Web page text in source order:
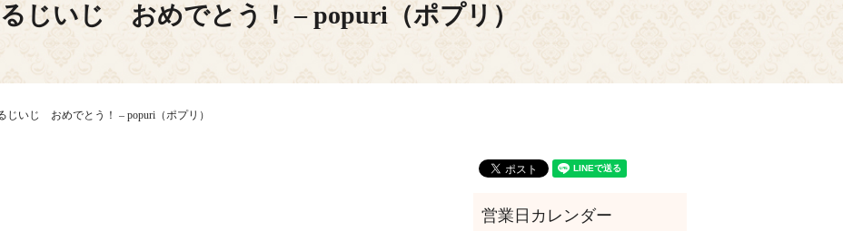
じいじ おめでとう！ – popuri（ポプリ）
じいじ おめでとう！ – popuri（ポプリ）